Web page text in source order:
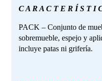
C A R A C T E R Í S T I
PACK – Conjunto de
sobremueble, espejo y
incluye patas ni grifería.